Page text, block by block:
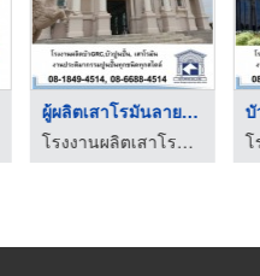
ผู้ผลิตเสาโรมันลายปร ...
โรงงานผลิตเสาโรมัน บัวปูนปั้น GRC